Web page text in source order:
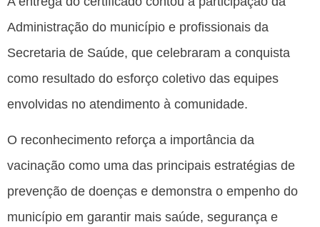
Administração do município e profissionais da
Secretaria de Saúde, que celebraram a conquista
como resultado do esforço coletivo das equipes
envolvidas no atendimento à comunidade.
O reconhecimento reforça a importância da
vacinação como uma das principais estratégias de
prevenção de doenças e demonstra o empenho do
município em garantir mais saúde, segurança e